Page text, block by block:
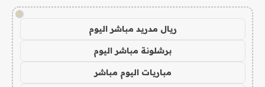
!
ريال مدريد مباشر اليوم
برشلونة مباشر اليوم
مباريات اليوم مباشر